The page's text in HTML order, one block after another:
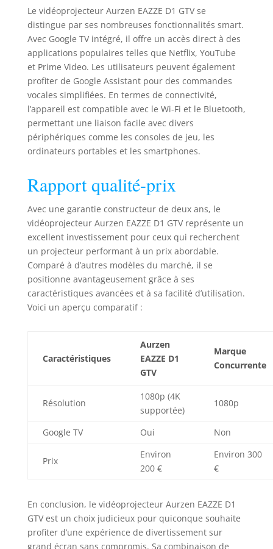
Instantanée : Mise
au point
Automatique,
Correction
Automatique du
Trapèze (±45° 4
points), Évitement
Automatique des
Obstacles et
Alignement
Automatique de
l’Écran garantissent
une expérience
interruption.
Obtenez une clarté
instantanée grâce à
la mise au point
précise, un zoom
sans effort de 50%
à 100% sans
déplacer le
projecteur.
L’évitement
d’obstacles et
l’écran ajustent
l’image à chaque
utilisation Son
Enveloppant 360°
avec Audio DoIby :
Vivez une qualité
audio digne du
haut-parleurs
haute puissance de
Audio. Celle-ci
délivre une
expérience sonore
riche et immersive,
Le vidéoprojecteur Aurzen EAZZE D1 GTV se
distingue par ses nombreuses fonctionnalités smart.
Avec Google TV intégré, il offre un accès direct à des
applications populaires telles que Netflix, YouTube
et Prime Video. Les utilisateurs peuvent également
profiter de Google Assistant pour des commandes
vocales simplifiées. En termes de connectivité,
l’appareil est compatible avec le Wi-Fi et le Bluetooth,
permettant une liaison facile avec divers
périphériques comme les consoles de jeu, les
ordinateurs portables et les smartphones.
Rapport qualité-prix
Avec une garantie constructeur de deux ans, le
vidéoprojecteur Aurzen EAZZE D1 GTV représente un
excellent investissement pour ceux qui recherchent
un projecteur performant à un prix abordable.
Comparé à d’autres modèles du marché, il se
positionne avantageusement grâce à ses
caractéristiques avancées et à sa facilité d’utilisation.
Voici un aperçu comparatif :
Caractéristiques
Aurzen
EAZZE D1
GTV
Marque
Concurrente
Résolution
1080p (4K
supportée)
1080p
Google TV Oui Non
Prix
Environ
200 €
Environ 300
€
En conclusion, le vidéoprojecteur Aurzen EAZZE D1
GTV est un choix judicieux pour quiconque souhaite
profiter d’une expérience de divertissement sur
grand écran sans compromis. Sa combinaison de